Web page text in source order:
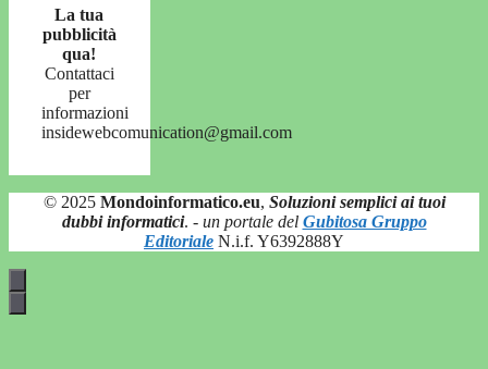
La tua
pubblicità
qua!
Contattaci
per
informazioni
insidewebcomunication@gmail.com
© 2025 Mondoinformatico.eu, Soluzioni semplici ai tuoi
dubbi informatici. - un portale del Gubitosa Gruppo
Editoriale N.i.f. Y6392888Y